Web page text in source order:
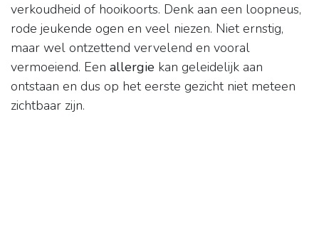
verkoudheid of hooikoorts. Denk aan een loopneus,
rode jeukende ogen en veel niezen. Niet ernstig,
maar wel ontzettend vervelend en vooral
vermoeiend. Een allergie kan geleidelijk aan
ontstaan en dus op het eerste gezicht niet meteen
zichtbaar zijn.